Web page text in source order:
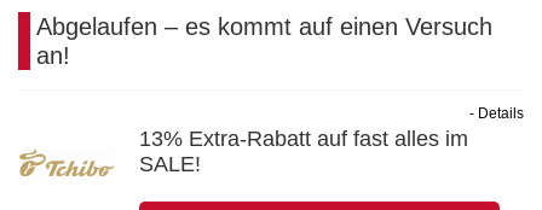
Abgelaufen – es kommt auf einen Versuch
an!
13% Extra-Rabatt auf fast alles im
SALE!
- Details